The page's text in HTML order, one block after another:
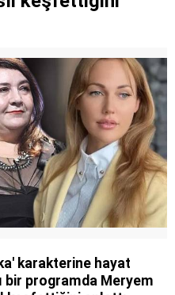
karakterine hayat
bir programda Meryem